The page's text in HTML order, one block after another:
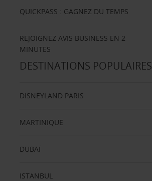
QUICKPASS : GAGNEZ DU TEMPS
REJOIGNEZ AVIS BUSINESS EN 2
MINUTES
DESTINATIONS POPULAIRES
DISNEYLAND PARIS
MARTINIQUE
DUBAÏ
ISTANBUL